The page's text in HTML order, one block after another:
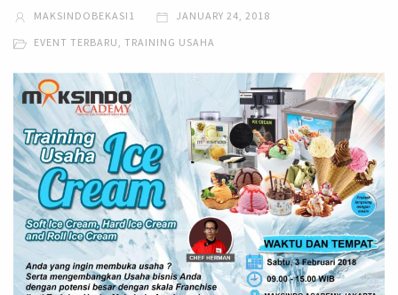
MAKSINDOBEKASI1 JANUARY 24, 2018
EVENT TERBARU, TRAINING USAHA